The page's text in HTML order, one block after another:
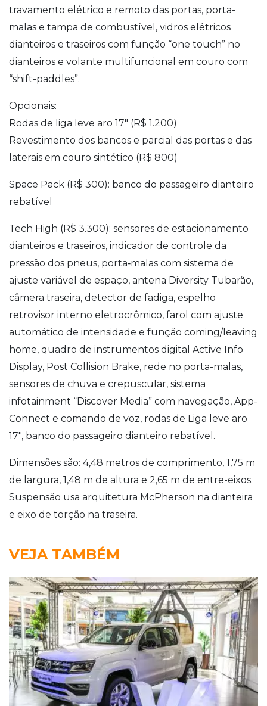
travamento elétrico e remoto das portas, porta-
malas e tampa de combustível, vidros elétricos
dianteiros e traseiros com função “one touch” no
dianteiros e volante multifuncional em couro com
“shift-paddles”.
Opcionais:
Rodas de liga leve aro 17″ (R$ 1.200)
Revestimento dos bancos e parcial das portas e das
laterais em couro sintético (R$ 800)
Space Pack (R$ 300): banco do passageiro dianteiro
rebatível
Tech High (R$ 3.300): sensores de estacionamento
dianteiros e traseiros, indicador de controle da
pressão dos pneus, porta‐malas com sistema de
ajuste variável de espaço, antena Diversity Tubarão,
câmera traseira, detector de fadiga, espelho
retrovisor interno eletrocrômico, farol com ajuste
automático de intensidade e função coming/leaving
home, quadro de instrumentos digital Active Info
Display, Post Collision Brake, rede no porta-malas,
sensores de chuva e crepuscular, sistema
infotainment “Discover Media” com navegação, App-
Connect e comando de voz, rodas de Liga leve aro
17″, banco do passageiro dianteiro rebatível.
Dimensões são: 4,48 metros de comprimento, 1,75 m
de largura, 1,48 m de altura e 2,65 m de entre-eixos.
Suspensão usa arquitetura McPherson na dianteira
e eixo de torção na traseira.
VEJA TAMBÉM